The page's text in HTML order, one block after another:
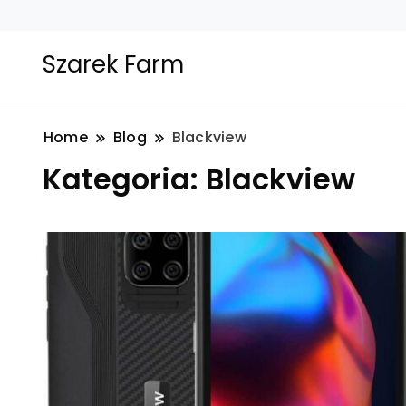
Szarek Farm
Home Blog Blackview
Kategoria: Blackview